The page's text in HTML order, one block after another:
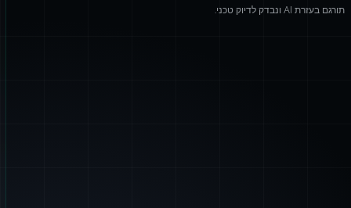
תורגם בעזרת AI ונבדק לדיוק טכני.